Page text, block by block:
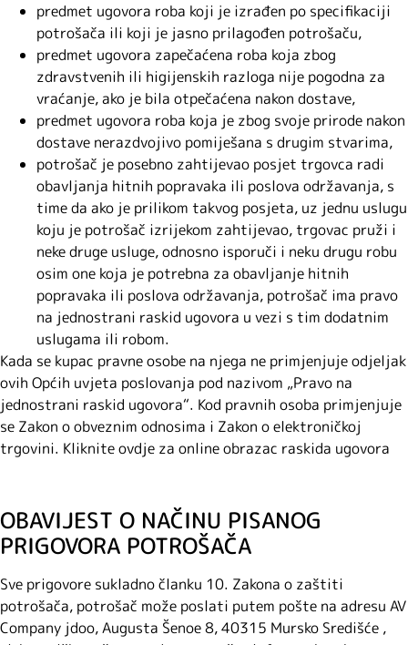
predmet ugovora roba koji je izrađen po specifikaciji
potrošača ili koji je jasno prilagođen potrošaču,
predmet ugovora zapečaćena roba koja zbog
zdravstvenih ili higijenskih razloga nije pogodna za
vraćanje, ako je bila otpečaćena nakon dostave,
predmet ugovora roba koja je zbog svoje prirode nakon
dostave nerazdvojivo pomiješana s drugim stvarima,
potrošač je posebno zahtijevao posjet trgovca radi
obavljanja hitnih popravaka ili poslova održavanja, s
time da ako je prilikom takvog posjeta, uz jednu uslugu
koju je potrošač izrijekom zahtijevao, trgovac pruži i
neke druge usluge, odnosno isporuči i neku drugu robu
osim one koja je potrebna za obavljanje hitnih
popravaka ili poslova održavanja, potrošač ima pravo
na jednostrani raskid ugovora u vezi s tim dodatnim
uslugama ili robom.
Kada se kupac pravne osobe na njega ne primjenjuje odjeljak
ovih Općih uvjeta poslovanja pod nazivom „Pravo na
jednostrani raskid ugovora“. Kod pravnih osoba primjenjuje
se Zakon o obveznim odnosima i Zakon o elektroničkoj
trgovini. Kliknite ovdje za online obrazac raskida ugovora
OBAVIJEST O NAČINU PISANOG
PRIGOVORA POTROŠAČA
Sve prigovore sukladno članku 10. Zakona o zaštiti
potrošača, potrošač može poslati putem pošte na adresu AV
Company jdoo, Augusta Šenoe 8, 40315 Mursko Središće ,